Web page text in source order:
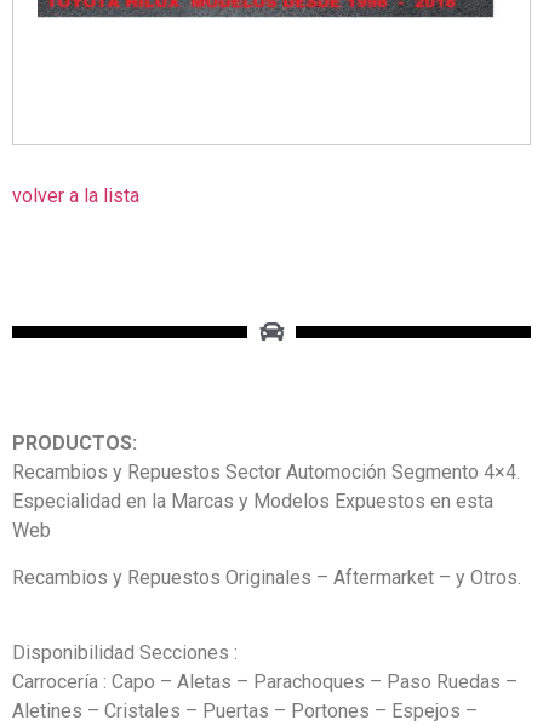
volver a la lista
PRODUCTOS:
Recambios y Repuestos Sector Automoción Segmento 4×4.
Especialidad en la Marcas y Modelos Expuestos en esta
Web
Recambios y Repuestos Originales – Aftermarket – y Otros.
Disponibilidad Secciones :
Carrocería : Capo – Aletas – Parachoques – Paso Ruedas –
Aletines – Cristales – Puertas – Portones – Espejos –